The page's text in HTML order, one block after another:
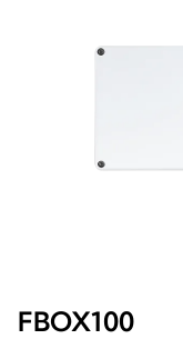
FBOX100